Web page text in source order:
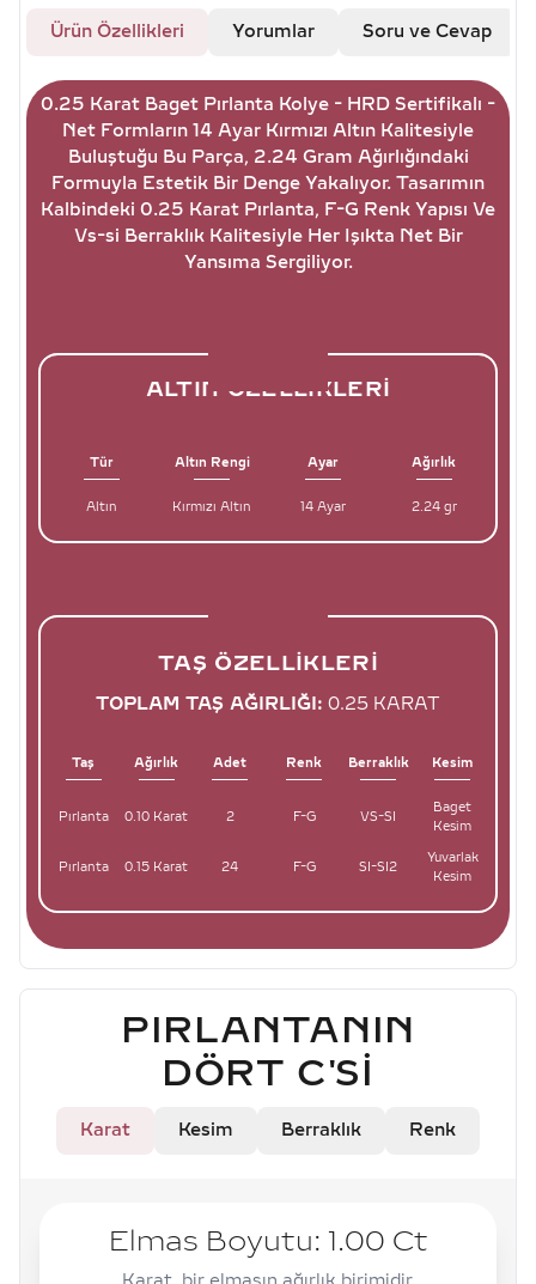
Ürün Özellikleri Yorumlar Soru ve Cevap
0.25 Karat Baget Pırlanta Kolye - HRD Sertifikalı -
Net Formların 14 Ayar Kırmızı Altın Kalitesiyle
Buluştuğu Bu Parça, 2.24 Gram Ağırlığındaki
Formuyla Estetik Bir Denge Yakalıyor. Tasarımın
Kalbindeki 0.25 Karat Pırlanta, F-G Renk Yapısı Ve
Vs-si Berraklık Kalitesiyle Her Işıkta Net Bir
Yansıma Sergiliyor.
ALTIN ÖZELLIKLERI
Tür Altın Rengi Ayar Ağırlık
Altın Kırmızı Altın 14 Ayar 2.24 gr
TAŞ ÖZELLIKLERI
TOPLAM TAŞ AĞIRLIĞI: 0.25 KARAT
Taş Ağırlık Adet Renk Berraklık Kesim
Pırlanta 0.10 Karat 2 F-G VS-SI
Baget
Kesim
Pırlanta 0.15 Karat 24 F-G SI-SI2
Yuvarlak
Kesim
PIRLANTANIN
DÖRT C'SI
Karat Kesim Berraklık Renk
Elmas Boyutu: 1.00 Ct